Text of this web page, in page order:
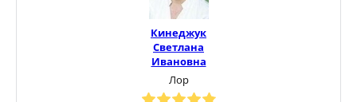
Кинеджук
Светлана
Ивановна
Лор